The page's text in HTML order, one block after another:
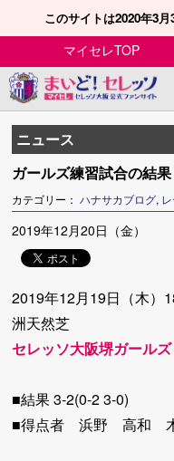
このサイトは2020年3月
マイセレTOP
ニュース
ガールズ練習試合の結果
カテゴリー：ハナサカブログ,
2019年12月20日（金）
2019年12月19日（木）
洲天然芝
セレッソ大阪堺ガールズ
■結果 3-2(0-2 3-0)
■得点者 浜野 高和